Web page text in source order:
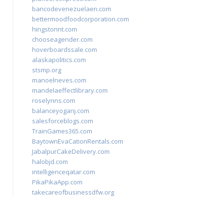
bancodevenezuelaen.com
bettermoodfoodcorporation.com
hingstonnt.com
chooseagender.com
hoverboardssale.com
alaskapolitics.com
stsmp.org
manoelneves.com
mandelaeffectlibrary.com
roselynns.com
balanceyoganj.com
salesforceblogs.com
TrainGames365.com
BaytownEvaCationRentals.com
JabalpurCakeDelivery.com
halobjd.com
intelligenceqatar.com
PikaPikaApp.com
takecareofbusinessdfw.org